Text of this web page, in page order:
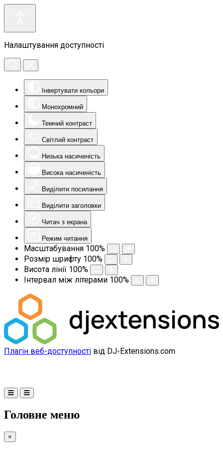
Налаштування доступності
Інвертувати кольори
Монохромний
Темний контраст
Світлий контраст
Низька насиченість
Висока насиченість
Виділити посилання
Виділити заголовки
Читач з екрана
Режим читання
Масштабування 100%
Розмір шрифту 100%
Висота лінії 100%
Інтервал між літерами 100%
Плагін веб-доступності від DJ-Extensions.com
Головне меню
×